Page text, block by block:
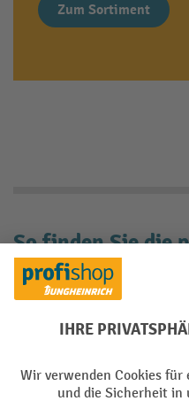
Zum Sortiment
So finden Sie die
Fasspumpe für
Inhaltsverzeichnis
Elektrische